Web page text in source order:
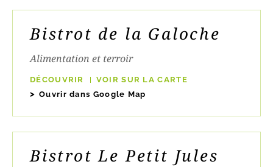
Bistrot de la Galoche
Alimentation et terroir
DÉCOUVRIR
VOIR SUR LA CARTE
Ouvrir dans Google Map
Bistrot Le Petit Jules